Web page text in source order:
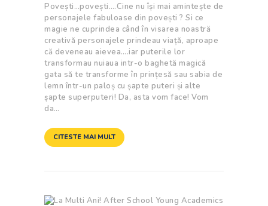
Povești…povești….Cine nu își mai amintește de
personajele fabuloase din povești ? Si ce
magie ne cuprindea când în visarea noastră
creativă personajele prindeau viață, aproape
că deveneau aievea….iar puterile lor
transformau nuiaua intr-o baghetă magică
gata să te transforme în prințesă sau sabia de
lemn într-un paloș cu șapte puteri și alte
șapte superputeri! Da, asta vom face! Vom
da…
CITESTE MAI MULT